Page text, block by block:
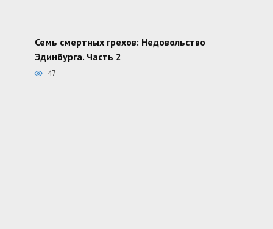
Семь смертных грехов: Недовольство
Эдинбурга. Часть 2
47